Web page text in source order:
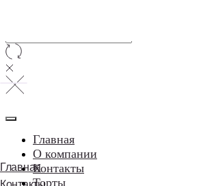
Главная
Главная
О компании
Контакты
Торты